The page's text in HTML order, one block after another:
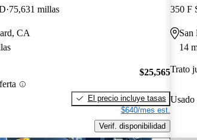
75,631 millas
CA
$25,565
El precio incluye tasas
$640/mes est.
Verif. disponibilidad
350 F
San
14
Trato
Usado